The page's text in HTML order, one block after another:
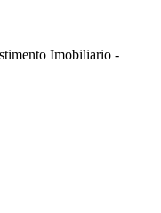
Imobiliario -